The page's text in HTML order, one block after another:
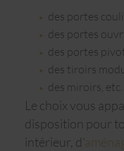
des portes
des portes
des portes
des tiroirs
des miroirs, etc.
Le choix vous
disposition pour
intérieur, d’